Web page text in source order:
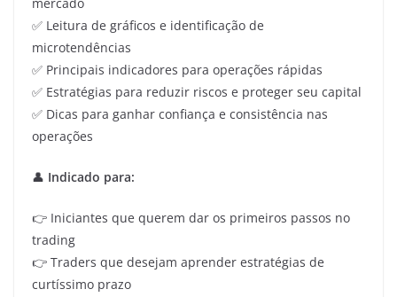
✅ Leitura de gráficos e identificação de
microtendências
✅ Principais indicadores para operações rápidas
✅ Estratégias para reduzir riscos e proteger seu capital
✅ Dicas para ganhar confiança e consistência nas
operações
👤 Indicado para:
👉 Iniciantes que querem dar os primeiros passos no
trading
👉 Traders que desejam aprender estratégias de
curtíssimo prazo